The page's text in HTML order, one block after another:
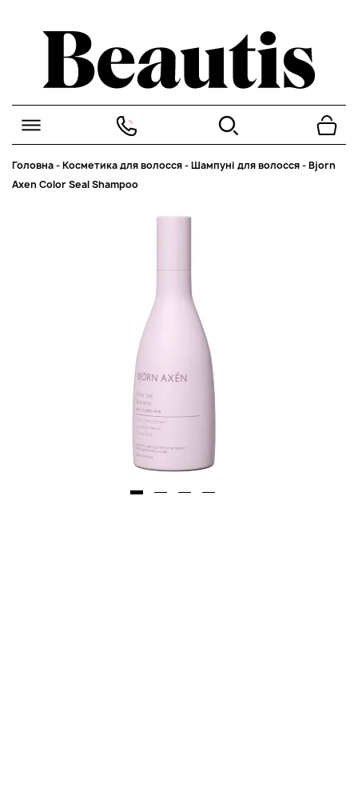
Головна-Косметика для волосся-Шампуні для волосся-Bjorn
Axen Color Seal Shampoo